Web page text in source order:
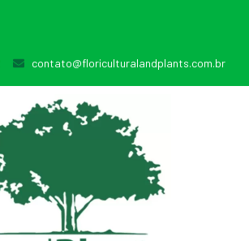
contato@floriculturalandplants.com.br